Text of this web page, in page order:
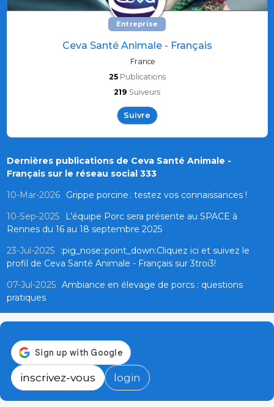
Entreprise
Ceva Santé Animale - Français
France
25 Publications
219 Suiveurs
Suivre
Dernières publications de Ceva Santé Animale -
Français sur le réseau social 333
10-Mar-2026
Grippe porcine : testez vos connaissances !
10-Sep-2025
L’équipe Porc sera présente au SPACE à
Rennes du 16 au 18 septembre 2025
23-Jul-2025
:pig_nose::point_down:Cliquez ici et suivez le
profil de Ceva Santé Animale - Français sur 3troi3!
07-Jul-2025 Ambiance en élevage de porcs : questions
pratiques
inscrivez-vous login